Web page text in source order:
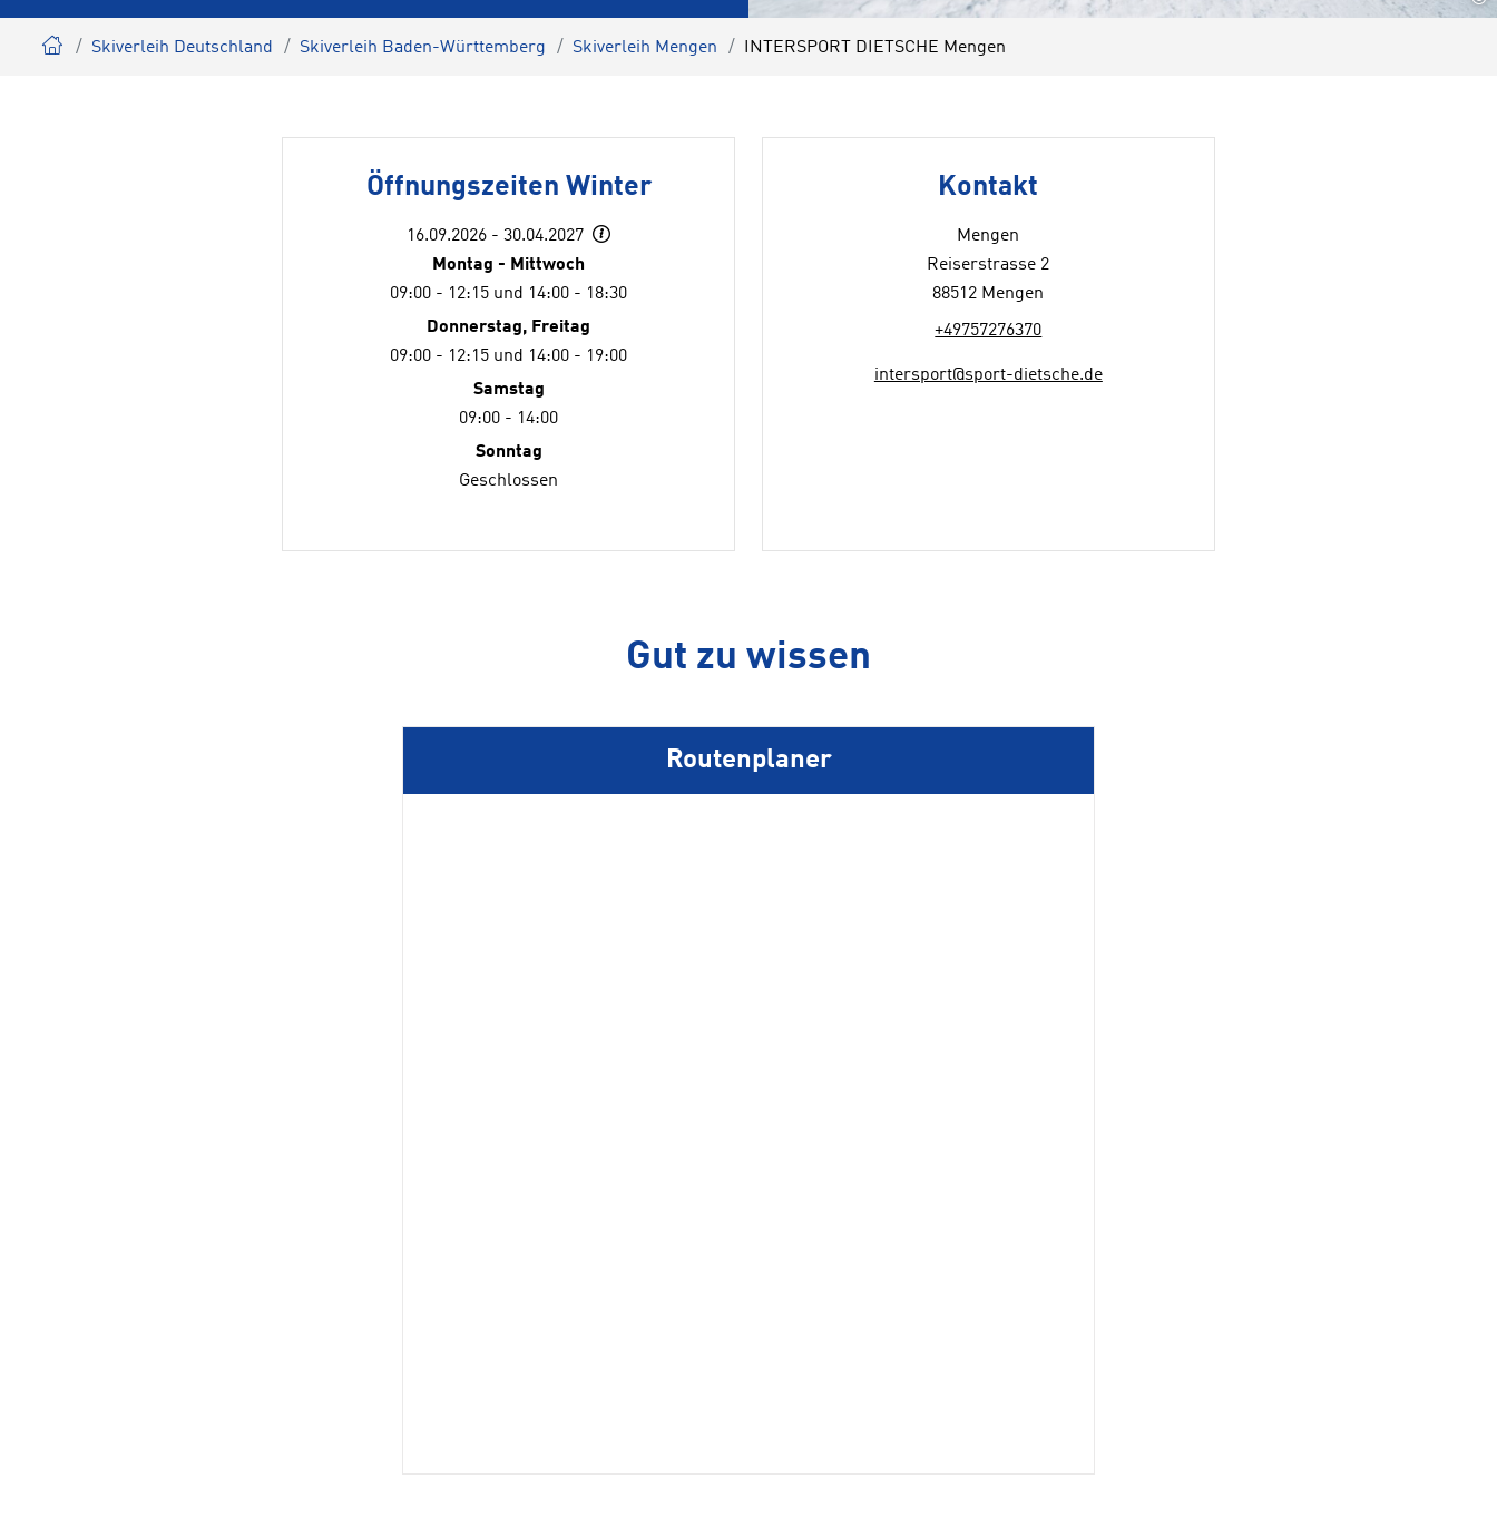
Skiverleih Deutschland Skiverleih Baden-Württemberg Skiverleih Mengen INTERSPORT DIETSCHE Mengen
Öffnungszeiten Winter
16.09.2026 - 30.04.2027
Montag - Mittwoch
09:00 - 12:15 und 14:00 - 18:30
Donnerstag, Freitag
09:00 - 12:15 und 14:00 - 19:00
Samstag
09:00 - 14:00
Sonntag
Geschlossen
Kontakt
Mengen
Reiserstrasse 2
88512 Mengen
+49757276370
intersport@sport-dietsche.de
Gut zu wissen
Routenplaner